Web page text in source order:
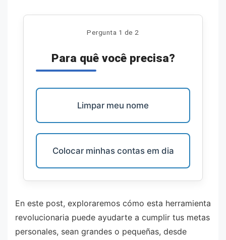
Pergunta 1 de 2
Para quê você precisa?
Limpar meu nome
Colocar minhas contas em dia
En este post, exploraremos cómo esta herramienta
revolucionaria puede ayudarte a cumplir tus metas
personales, sean grandes o pequeñas, desde